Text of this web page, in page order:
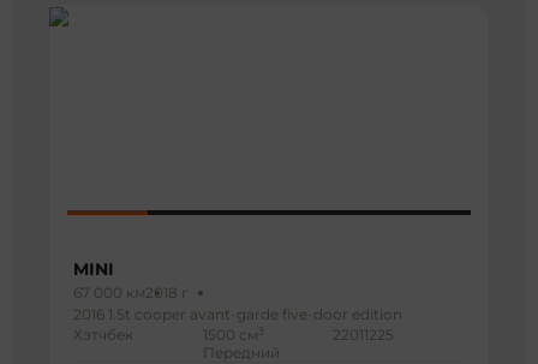
MINI
67 000 км2018 г
2016 1.5t cooper avant-garde five-door edition
Хэтчбек
1500 см 3
Передний
22011225